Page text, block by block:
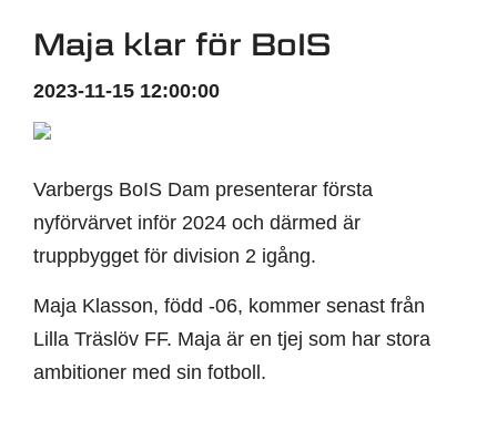
Maja klar för BoIS
2023-11-15 12:00:00
Varbergs BoIS Dam presenterar första
nyförvärvet inför 2024 och därmed är
truppbygget för division 2 igång.
Maja Klasson, född -06, kommer senast från
Lilla Träslöv FF. Maja är en tjej som har stora
ambitioner med sin fotboll.